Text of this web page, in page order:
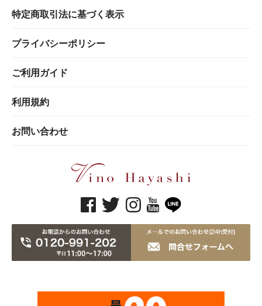
特定商取引法に基づく表示
プライバシーポリシー
ご利用ガイド
利用規約
お問い合わせ